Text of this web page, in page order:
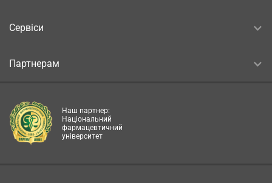
Сервіси
Партнерам
Наш партнер:
Національний
фармацевтичний
університет